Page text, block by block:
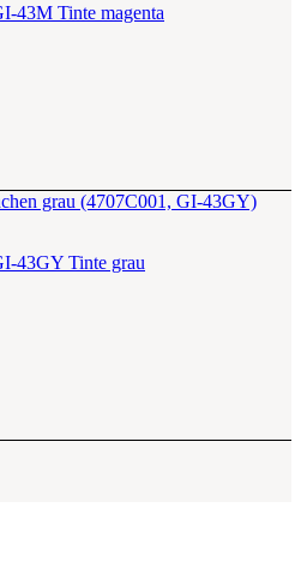
43M Tinte magenta
43GY Tinte grau